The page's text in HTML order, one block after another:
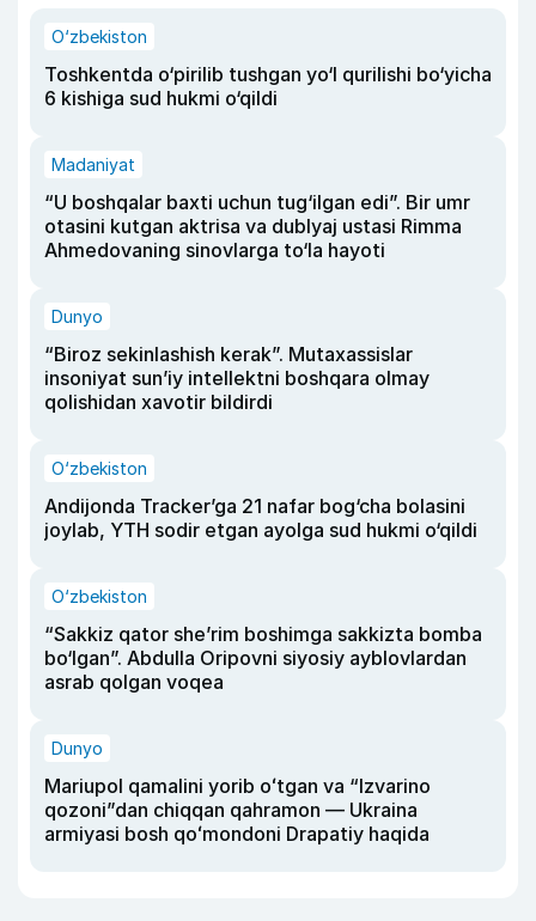
O‘zbekiston
Toshkentda o‘pirilib tushgan yo‘l qurilishi bo‘yicha
6 kishiga sud hukmi o‘qildi
Madaniyat
“U boshqalar baxti uchun tug‘ilgan edi”. Bir umr
otasini kutgan aktrisa va dublyaj ustasi Rimma
Ahmedovaning sinovlarga to‘la hayoti
Dunyo
“Biroz sekinlashish kerak”. Mutaxassislar
insoniyat sun’iy intellektni boshqara olmay
qolishidan xavotir bildirdi
O‘zbekiston
Andijonda Tracker’ga 21 nafar bog‘cha bolasini
joylab, YTH sodir etgan ayolga sud hukmi o‘qildi
O‘zbekiston
“Sakkiz qator she’rim boshimga sakkizta bomba
bo‘lgan”. Abdulla Oripovni siyosiy ayblovlardan
asrab qolgan voqea
Dunyo
Mariupol qamalini yorib oʻtgan va “Izvarino
qozoni”dan chiqqan qahramon — Ukraina
armiyasi bosh qoʻmondoni Drapatiy haqida